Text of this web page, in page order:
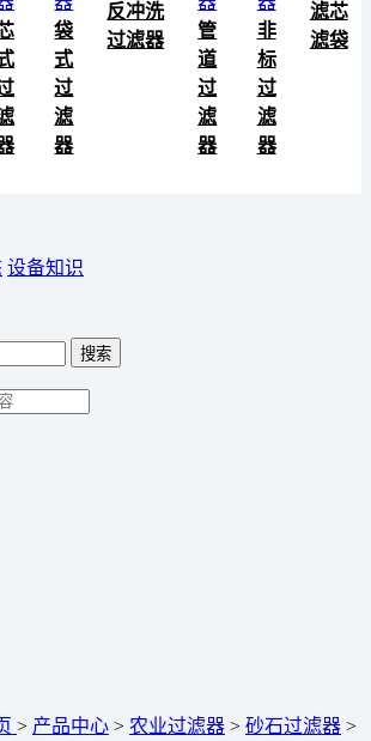
袋
式
过
滤
器
反冲洗
过滤器
管
道
过
滤
器
非
标
过
滤
器
滤芯
滤袋
设备知识
> 产品中心 > 农业过滤器 > 砂石过滤器 >